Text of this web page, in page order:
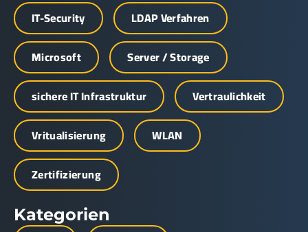
IT-Security
LDAP Verfahren
Microsoft
Server / Storage
sichere IT Infrastruktur
Vertraulichkeit
Vritualisierung
WLAN
Zertifizierung
Kategorien